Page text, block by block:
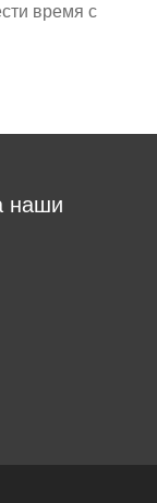
время с
наши